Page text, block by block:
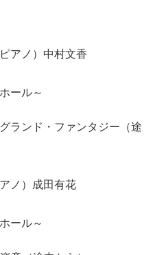
アノ）中村文香
ール～
ランド・ファンタジー（途
ノ）成田有花
ール～